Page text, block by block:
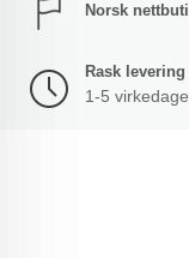
Norsk
Rask levering
1-5